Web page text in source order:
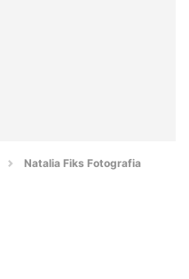
Natalia Fiks Fotografia